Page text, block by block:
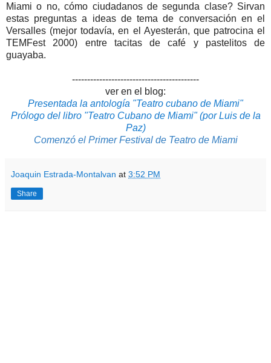
Miami o no, cómo ciudadanos de segunda clase? Sirvan
estas preguntas a ideas de tema de conversación en el
Versalles (mejor todavía, en el Ayesterán, que patrocina el
TEMFest 2000) entre tacitas de café y pastelitos de
guayaba.
------------------------------------------
ver en el blog:
Presentada la antología "Teatro cubano de Miami"
Prólogo del libro "Teatro Cubano de Miami" (por Luis de la
Paz)
Comenzó el Primer Festival de Teatro de Miami
Joaquin Estrada-Montalvan at 3:52 PM
Share